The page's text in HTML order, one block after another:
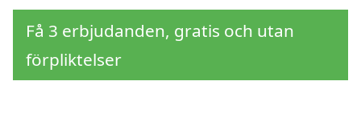
Få 3 erbjudanden, gratis och utan
förpliktelser